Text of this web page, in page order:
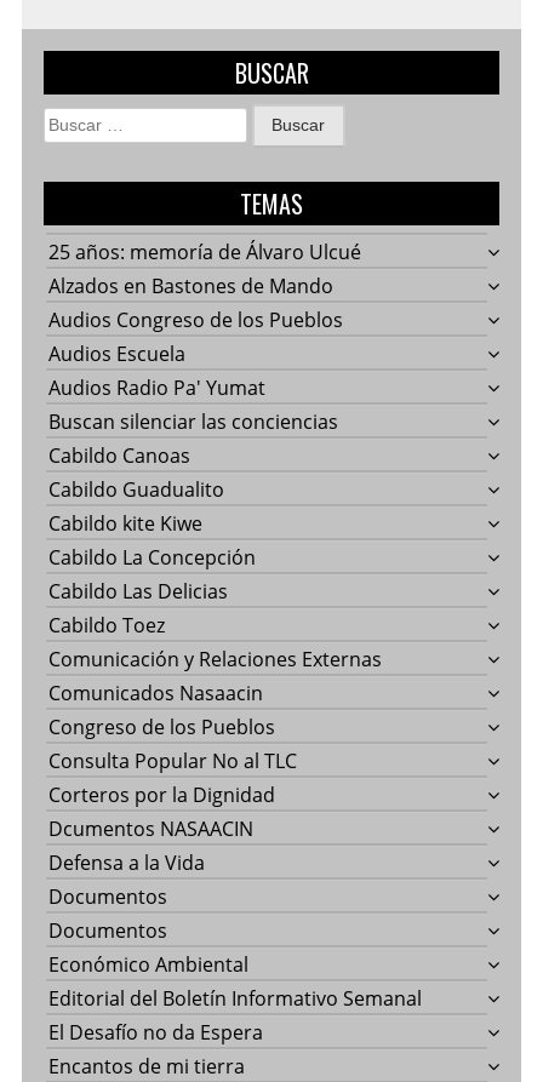
BUSCAR
Buscar:
TEMAS
25 años: memoría de Álvaro Ulcué
Alzados en Bastones de Mando
Audios Congreso de los Pueblos
Audios Escuela
Audios Radio Pa' Yumat
Buscan silenciar las conciencias
Cabildo Canoas
Cabildo Guadualito
Cabildo kite Kiwe
Cabildo La Concepción
Cabildo Las Delicias
Cabildo Toez
Comunicación y Relaciones Externas
Comunicados Nasaacin
Congreso de los Pueblos
Consulta Popular No al TLC
Corteros por la Dignidad
Dcumentos NASAACIN
Defensa a la Vida
Documentos
Documentos
Económico Ambiental
Editorial del Boletín Informativo Semanal
El Desafío no da Espera
Encantos de mi tierra